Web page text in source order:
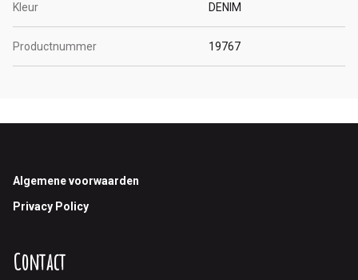
Kleur DENIM
Productnummer 19767
Footer
Algemene voorwaarden
Privacy Policy
Contact